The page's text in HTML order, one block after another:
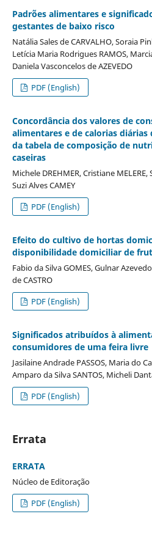
Padrões alimentares e
gestantes de baixo risco
Natália Sales de CARVALHO, Soraia
Letícia Maria Rodrigues RAMOS,
Daniela Vasconcelos de AZEVEDO
PDF (English)
Concordância dos valores de
alimentares e de calorias diárias
da tabela de composição de
caseiras
Michele DREHMER, Cristiane
Suzi Alves CAMEY
PDF (English)
Efeito do cultivo de hortas
disponibilidade domiciliar de
Fabio da Silva GOMES, Gulnar
de CASTRO
PDF (English)
Significados atribuídos à
consumidores de uma feira livre
Jasilaine Andrade PASSOS, Maria do
Amparo da Silva SANTOS, Micheli
PDF (English)
Errata
ERRATA
Núcleo de Editoração
PDF (English)